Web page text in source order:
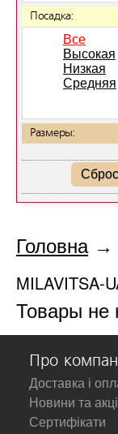
Посадка:
Все
Высокая
Низкая
Средняя
Размеры:
Головна→
MILAVITSA-
Товары не
Про
Доставка і
Новини та
Сертифікати